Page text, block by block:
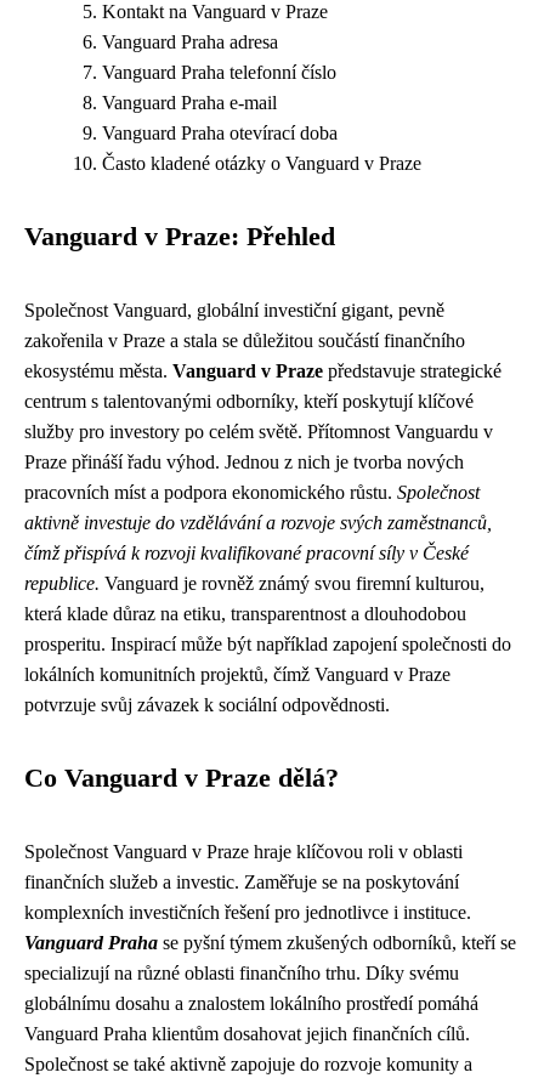
Kontakt na Vanguard v Praze
Vanguard Praha adresa
Vanguard Praha telefonní číslo
Vanguard Praha e-mail
Vanguard Praha otevírací doba
Často kladené otázky o Vanguard v Praze
Vanguard v Praze: Přehled
Společnost Vanguard, globální investiční gigant, pevně
zakořenila v Praze a stala se důležitou součástí finančního
ekosystému města. Vanguard v Praze představuje strategické
centrum s talentovanými odborníky, kteří poskytují klíčové
služby pro investory po celém světě. Přítomnost Vanguardu v
Praze přináší řadu výhod. Jednou z nich je tvorba nových
pracovních míst a podpora ekonomického růstu. Společnost
aktivně investuje do vzdělávání a rozvoje svých zaměstnanců,
čímž přispívá k rozvoji kvalifikované pracovní síly v České
republice. Vanguard je rovněž známý svou firemní kulturou,
která klade důraz na etiku, transparentnost a dlouhodobou
prosperitu. Inspirací může být například zapojení společnosti do
lokálních komunitních projektů, čímž Vanguard v Praze
potvrzuje svůj závazek k sociální odpovědnosti.
Co Vanguard v Praze dělá?
Společnost Vanguard v Praze hraje klíčovou roli v oblasti
finančních služeb a investic. Zaměřuje se na poskytování
komplexních investičních řešení pro jednotlivce i instituce.
Vanguard Praha se pyšní týmem zkušených odborníků, kteří se
specializují na různé oblasti finančního trhu. Díky svému
globálnímu dosahu a znalostem lokálního prostředí pomáhá
Vanguard Praha klientům dosahovat jejich finančních cílů.
Společnost se také aktivně zapojuje do rozvoje komunity a